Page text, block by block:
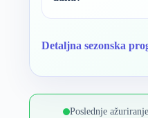
Detaljna sezonska
Poslednje